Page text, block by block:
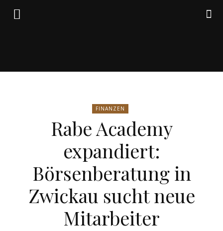
Friedrich
von
Weik
FINANZEN
Rabe Academy
expandiert:
Börsenberatung in
Zwickau sucht neue
Mitarbeiter